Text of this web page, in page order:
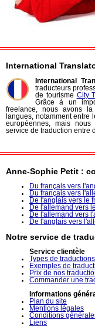
International
International
traducteurs
de tourisme City
Grâce à un
freelance, nous avons
langues, notamment entre
européennes, mais
service de traduction entre
Anne-Sophie Petit :
Du français vers
Du français vers
De l'anglais vers le
De l'allemand vers
De l'allemand vers
De l'anglais vers
Notre service de
Service clientèle
Types de traductions
Exemples de
Prix de nos
Commander une
Informations
Plan du site
Mentions légales
Conditions
Liens